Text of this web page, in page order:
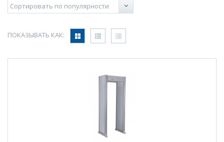
ПОКАЗЫВАТЬ КАК: